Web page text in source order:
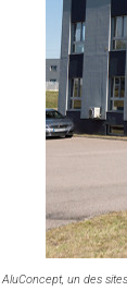
AluConcept, un des